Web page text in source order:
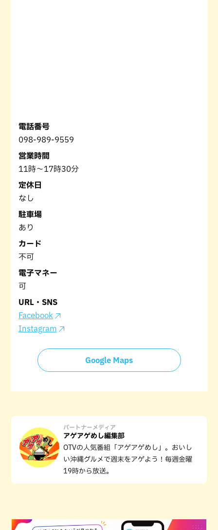
電話番号
098-989-9559
営業時間
11時～17時30分
定休日
なし
駐車場
あり
カード
不可
電子マネー
可
URL・SNS
Facebook
Instagram
Google Maps
パートナーメディア
アゲアゲめし編集部
OTVの人気番組「アゲアゲめし」。おいし
い沖縄グルメで週末をアゲよう！毎週金曜
19時から放送。